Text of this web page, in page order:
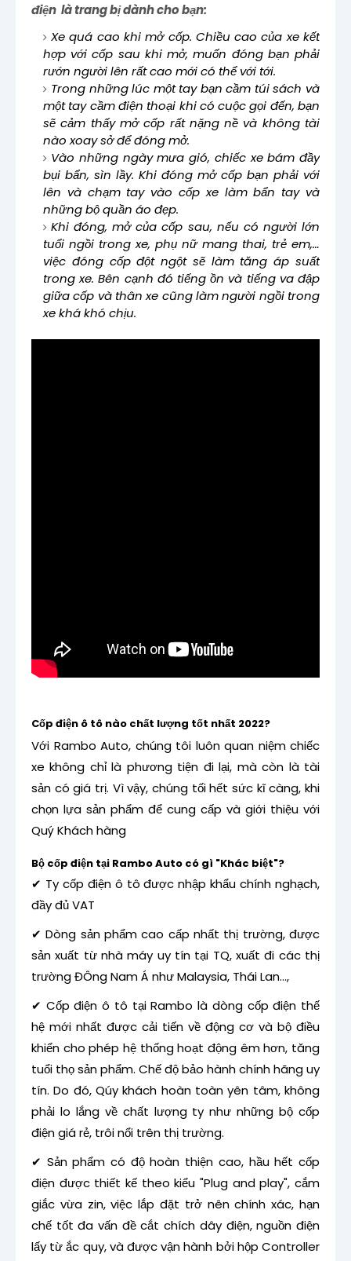
điện là trang bị dành cho bạn:
Xe quá cao khi mở cốp. Chiều cao của xe kết
hợp với cốp sau khi mở, muốn đóng bạn phải
rướn người lên rất cao mới có thể với tới.
Trong những lúc một tay bạn cầm túi sách và
một tay cầm điện thoại khi có cuộc gọi đến, bạn
sẽ cảm thấy mở cốp rất nặng nề và không tài
nào xoay sở để đóng mở.
Vào những ngày mưa gió, chiếc xe bám đầy
bụi bẩn, sìn lầy. Khi đóng mở cốp bạn phải với
lên và chạm tay vào cốp xe làm bẩn tay và
những bộ quần áo đẹp.
Khi đóng, mở của cốp sau, nếu có người lớn
tuổi ngồi trong xe, phụ nữ mang thai, trẻ em,…
việc đóng cốp đột ngột sẽ làm tăng áp suất
trong xe. Bên cạnh đó tiếng ồn và tiếng va đập
giữa cốp và thân xe cũng làm người ngồi trong
xe khá khó chịu.
Cốp điện ô tô nào chất lượng tốt nhất 2022?
Với Rambo Auto, chúng tôi luôn quan niệm chiếc
xe không chỉ là phương tiện đi lại, mà còn là tài
sản có giá trị. Vì vậy, chúng tối hết sức kĩ càng, khi
chọn lựa sản phẩm để cung cấp và giới thiệu với
Quý Khách hàng
Bộ cốp điện tại Rambo Auto có gì "Khác biệt"?
✔ Ty cốp điện ô tô được nhập khẩu chính nghạch,
đầy đủ VAT
✔ Dòng sản phẩm cao cấp nhất thị trường, được
sản xuất từ nhà máy uy tín tại TQ, xuất đi các thị
trường ĐÔng Nam Á như Malaysia, Thái Lan...,
✔ Cốp điện ô tô tại Rambo là dòng cốp điện thế
hệ mới nhất được cải tiến về động cơ và bộ điều
khiển cho phép hệ thống hoạt động êm hơn, tăng
tuổi thọ sản phẩm. Chế độ bảo hành chính hãng uy
tín. Do đó, Qúy khách hoàn toàn yên tâm, không
phải lo lắng về chất lượng ty như những bộ cốp
điện giá rẻ, trôi nổi trên thị trường.
✔ Sản phẩm có độ hoàn thiện cao, hầu hết cốp
điện được thiết kế theo kiểu "Plug and play", cắm
giắc vừa zin, việc lắp đặt trở nên chính xác, hạn
chế tốt đa vấn đề cắt chích dây điện, nguồn điện
lấy từ ắc quy, và được vận hành bởi hộp Controller